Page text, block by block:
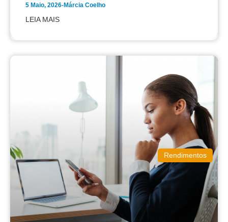
5 Maio, 2026-Márcia Coelho
LEIA MAIS
Rendimentos